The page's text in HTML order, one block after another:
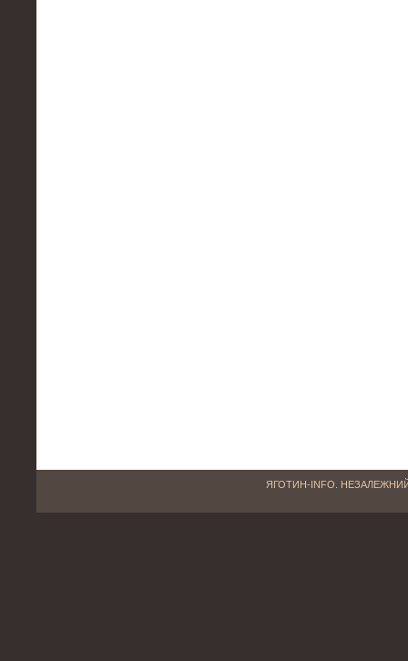
ЯГОТИН-INFO.